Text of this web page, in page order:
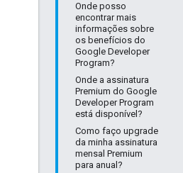
Onde posso
encontrar mais
informações sobre
os benefícios do
Google Developer
Program?
Onde a assinatura
Premium do Google
Developer Program
está disponível?
Como faço upgrade
da minha assinatura
mensal Premium
para anual?